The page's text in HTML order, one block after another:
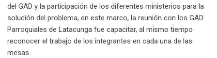
del GAD y la participación de los diferentes ministerios para la
solución del problema, en este marco, la reunión con los GAD
Parroquiales de Latacunga fue capacitar, al mismo tiempo
reconocer el trabajo de los integrantes en cada una de las
mesas.